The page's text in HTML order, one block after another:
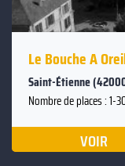
Le Bouche A
Saint-Étienne
Nombre de places : 1-
VOIR